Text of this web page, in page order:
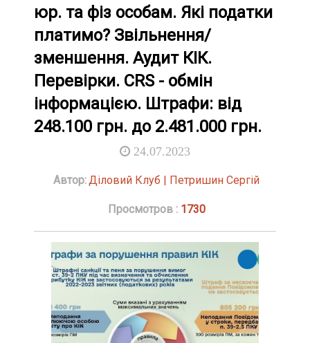
юр. та фіз особам. Які податки
платимо? Звільнення/
зменшення. Аудит КІК.
Перевірки. CRS - обмін
інформацією. Штрафи: від
248.100 грн. до 2.481.000 грн.
24.07.2023
Автор:Діловий Клуб | Петришин Сергій
Просмотров : 1730